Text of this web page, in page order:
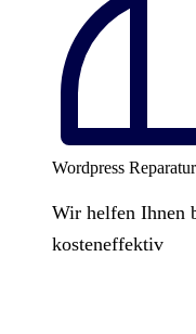
Wordpress Reparatur
Wir helfen Ihnen
kosteneffektiv